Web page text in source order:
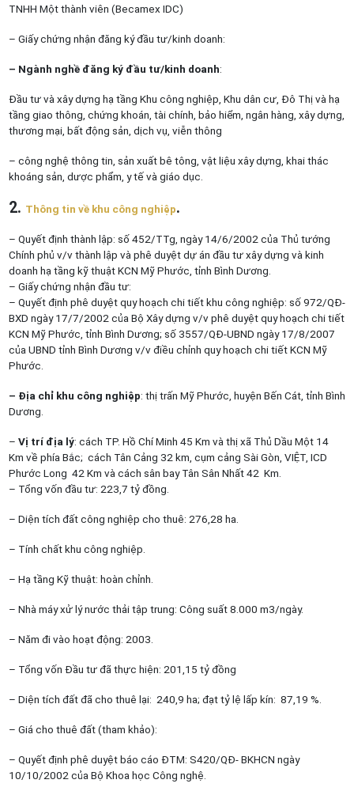
TNHH Một thành viên (Becamex IDC)
– Giấy chứng nhận đăng ký đầu tư/kinh doanh:
– Ngành nghề đăng ký đầu tư/kinh doanh:
Đầu tư và xây dựng hạ tầng Khu công nghiệp, Khu dân cư, Đô Thị và hạ
tầng giao thông, chứng khoán, tài chính, bảo hiểm, ngân hàng, xây dựng,
thương mại, bất động sản, dịch vụ, viễn thông
– công nghệ thông tin, sản xuất bê tông, vật liệu xây dựng, khai thác
khoáng sản, dược phẩm, y tế và giáo dục.
2. Thông tin về khu công nghiệp.
– Quyết định thành lập: số 452/TTg, ngày 14/6/2002 của Thủ tướng
Chính phủ v/v thành lập và phê duyệt dự án đầu tư xây dựng và kinh
doanh hạ tầng kỹ thuật KCN Mỹ Phước, tỉnh Bình Dương.
– Giấy chứng nhận đầu tư:
– Quyết định phê duyệt quy hoạch chi tiết khu công nghiệp: số 972/QĐ-
BXD ngày 17/7/2002 của Bộ Xây dựng v/v phê duyệt quy hoạch chi tiết
KCN Mỹ Phước, tỉnh Bình Dương; số 3557/QĐ-UBND ngày 17/8/2007
của UBND tỉnh Bình Dương v/v điều chỉnh quy hoạch chi tiết KCN Mỹ
Phước.
– Địa chỉ khu công nghiệp: thị trấn Mỹ Phước, huyện Bến Cát, tỉnh Bình
Dương.
– Vị trí địa lý: cách TP. Hồ Chí Minh 45 Km và thị xã Thủ Dầu Một 14
Km về phía Bắc; cách Tân Cảng 32 km, cụm cảng Sài Gòn, VIỆT, ICD
Phước Long 42 Km và cách sân bay Tân Sân Nhất 42 Km.
– Tổng vốn đầu tư: 223,7 tỷ đồng.
– Diện tích đất công nghiệp cho thuê: 276,28 ha.
– Tính chất khu công nghiệp.
– Hạ tầng Kỹ thuật: hoàn chỉnh.
– Nhà máy xử lý nước thải tập trung: Công suất 8.000 m3/ngày.
– Năm đi vào hoạt động: 2003.
– Tổng vốn Đầu tư đã thực hiện: 201,15 tỷ đồng
– Diện tích đất đã cho thuê lại: 240,9 ha; đạt tỷ lệ lấp kín: 87,19 %.
– Giá cho thuê đất (tham khảo):
– Quyết định phê duyệt báo cáo ĐTM: S420/QĐ- BKHCN ngày
10/10/2002 của Bộ Khoa học Công nghệ.